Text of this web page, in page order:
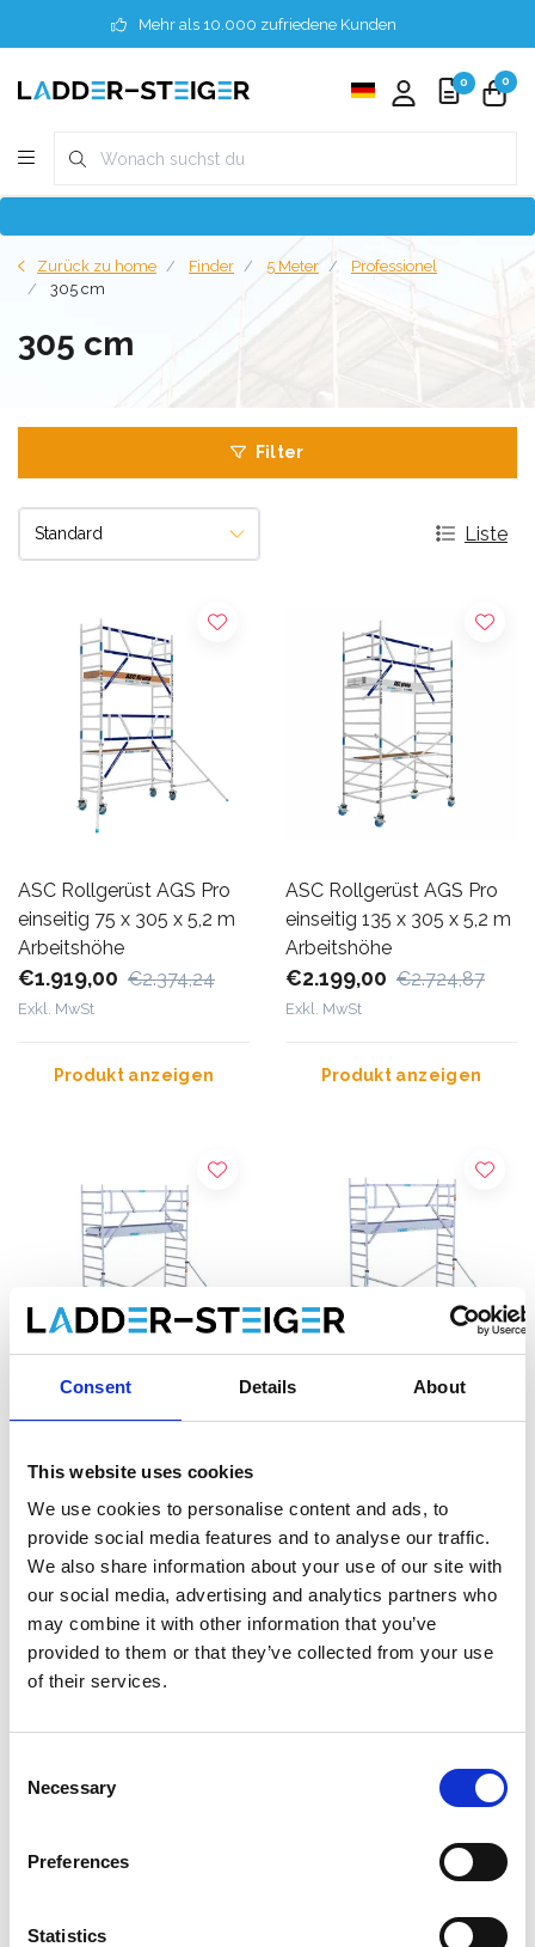
Consent Details About
This website uses cookies
We use cookies to personalise content and ads, to
provide social media features and to analyse our traffic.
We also share information about your use of our site with
our social media, advertising and analytics partners who
may combine it with other information that you’ve
provided to them or that they’ve collected from your use
of their services.
Selection
Necessary
Preferences
Statistics
Mehr als 10.000 zufriedene Kunden
0 0
Zurück zu home Finder 5 Meter
Professionel
305 cm
305 cm
Filter
Liste
ASC Rollgerüst AGS Pro
einseitig 75 x 305 x 5,2 m
Arbeitshöhe
€1.919,00 €2.374,24
Exkl. MwSt
Produkt anzeigen
ASC Rollgerüst AGS Pro
einseitig 135 x 305 x 5,2 m
Arbeitshöhe
€2.199,00 €2.724,87
Exkl. MwSt
Produkt anzeigen
Original 90x305
€1.699,00 €2.098,51
Exkl. MwSt
Produkt anzeigen
€1.489,00 €1.699,00
Exkl. MwSt
Produkt anzeigen